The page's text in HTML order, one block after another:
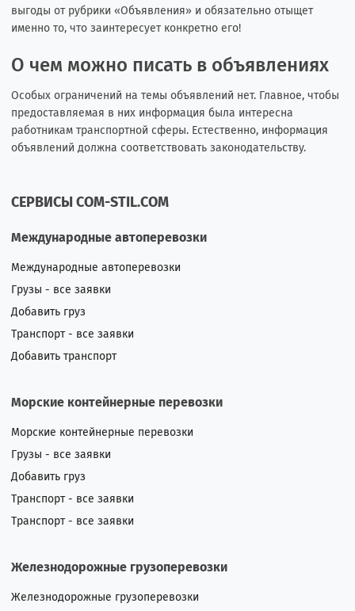
выгоды от рубрики «Объявления» и обязательно отыщет
именно то, что заинтересует конкретно его!
О чем можно писать в объявлениях
Особых ограничений на темы объявлений нет. Главное, чтобы
предоставляемая в них информация была интересна
работникам транспортной сферы. Естественно, информация
объявлений должна соответствовать законодательству.
СЕРВИСЫ COM-STIL.COM
Международные автоперевозки
Международные автоперевозки
Грузы - все заявки
Добавить груз
Транспорт - все заявки
Добавить транспорт
Морские контейнерные перевозки
Морские контейнерные перевозки
Грузы - все заявки
Добавить груз
Транспорт - все заявки
Транспорт - все заявки
Железнодорожные грузоперевозки
Железнодорожные грузоперевозки